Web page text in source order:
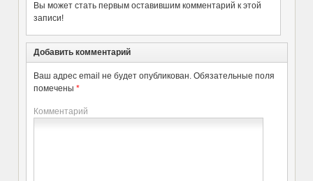
Вы может стать первым оставившим комментарий к этой
записи!
Добавить комментарий
Ваш адрес email не будет опубликован. Обязательные поля
помечены *
Комментарий